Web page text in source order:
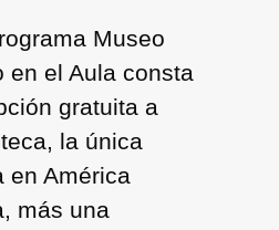
Museo
en el Aulaconsta
gratuita a
la única
en América
más una